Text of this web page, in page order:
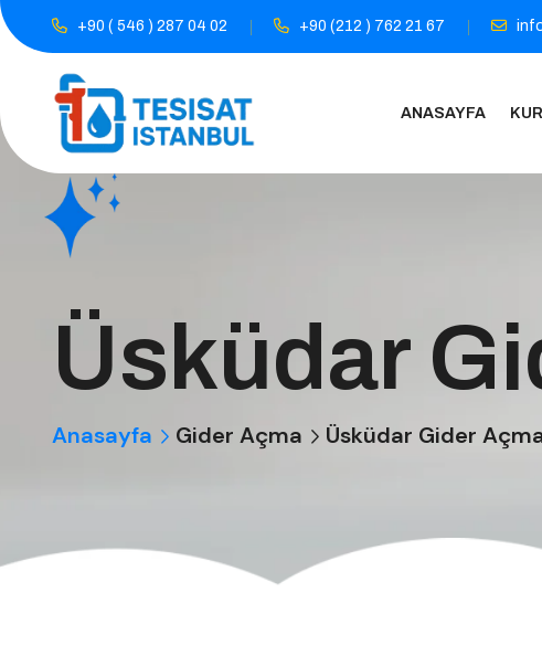
+90 ( 546 ) 287 04 02 +90 (212 ) 762 21 67
ANASAYFA
Üsküdar
Anasayfa Gider Açma Üsküdar Gider